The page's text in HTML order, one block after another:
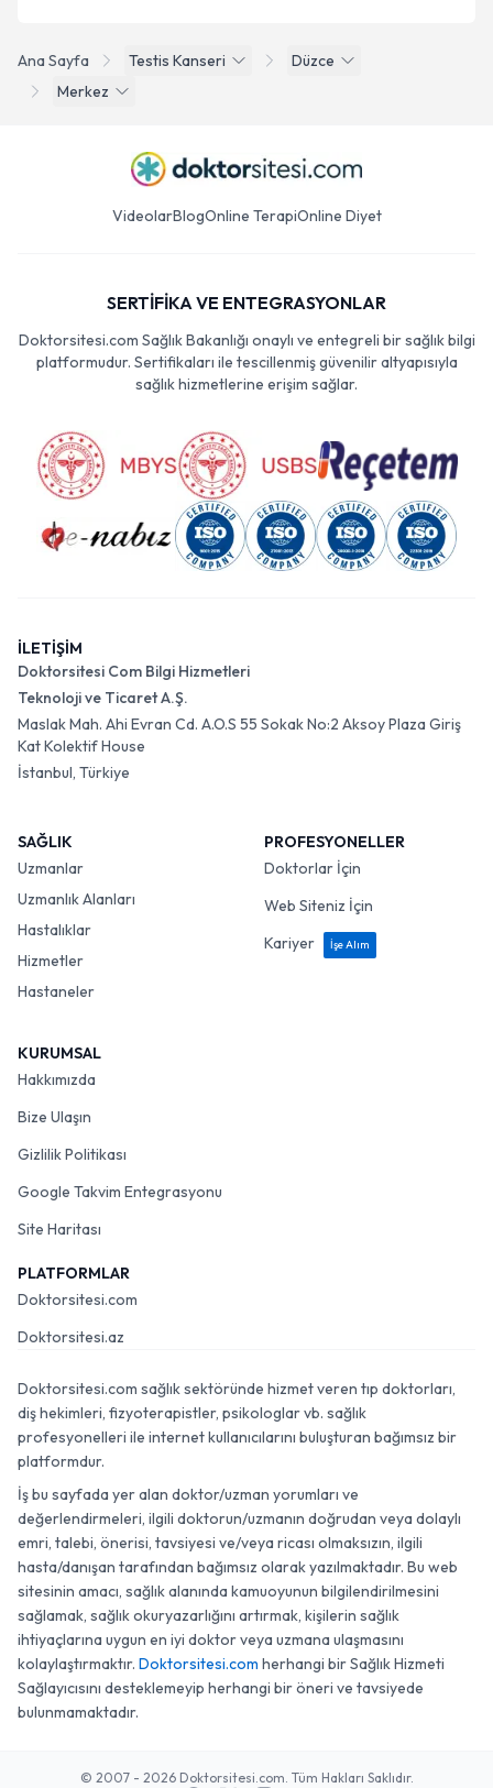
Ana Sayfa Testis Kanseri
Düzce
Merkez
VideolarBlogOnline TerapiOnline Diyet
SERTİFİKA VE ENTEGRASYONLAR
Doktorsitesi.com Sağlık Bakanlığı onaylı ve entegreli bir sağlık bilgi
platformudur. Sertifikaları ile tescillenmiş güvenilir altyapısıyla
sağlık hizmetlerine erişim sağlar.
İLETİŞİM
Doktorsitesi Com Bilgi Hizmetleri
Teknoloji ve Ticaret A.Ş.
Maslak Mah. Ahi Evran Cd. A.O.S 55 Sokak No:2 Aksoy Plaza Giriş
Kat Kolektif House
İstanbul, Türkiye
SAĞLIK
Uzmanlar
Uzmanlık Alanları
Hastalıklar
Hizmetler
Hastaneler
PROFESYONELLER
Doktorlar İçin
Web Siteniz İçin
Kariyer
İşe Alım
KURUMSAL
Hakkımızda
Bize Ulaşın
Gizlilik Politikası
Google Takvim Entegrasyonu
Site Haritası
PLATFORMLAR
Doktorsitesi.com
Doktorsitesi.az
Doktorsitesi.com sağlık sektöründe hizmet veren tıp doktorları,
diş hekimleri, fizyoterapistler, psikologlar vb. sağlık
profesyonelleri ile internet kullanıcılarını buluşturan bağımsız bir
platformdur.
İş bu sayfada yer alan doktor/uzman yorumları ve
değerlendirmeleri, ilgili doktorun/uzmanın doğrudan veya dolaylı
emri, talebi, önerisi, tavsiyesi ve/veya ricası olmaksızın, ilgili
hasta/danışan tarafından bağımsız olarak yazılmaktadır. Bu web
sitesinin amacı, sağlık alanında kamuoyunun bilgilendirilmesini
sağlamak, sağlık okuryazarlığını artırmak, kişilerin sağlık
ihtiyaçlarına uygun en iyi doktor veya uzmana ulaşmasını
kolaylaştırmaktır. Doktorsitesi.com herhangi bir Sağlık Hizmeti
Sağlayıcısını desteklemeyip herhangi bir öneri ve tavsiyede
bulunmamaktadır.
© 2007 - 2026 Doktorsitesi.com. Tüm Hakları Saklıdır.